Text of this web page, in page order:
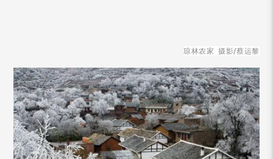
琼林农家 摄影/蔡运黎